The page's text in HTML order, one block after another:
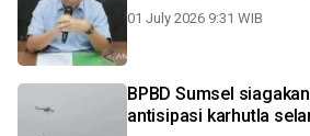
01 July 2026 9:31 WIB
BPBD Sumsel
antisipasi karhutla